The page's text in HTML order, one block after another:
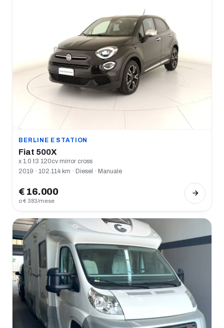
BERLINE E STATION
Fiat 500X
x 1.0 t3 120cv mirror cross
2019 · 102.114 km · Diesel · Manuale
€ 16.000
o € 383/mese